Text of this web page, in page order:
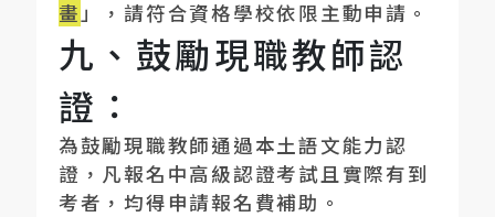
畫」，請符合資格學校依限主動申請。
九、鼓勵現職教師認
證：
為鼓勵現職教師通過本土語文能力認
證，凡報名中高級認證考試且實際有到
考者，均得申請報名費補助。